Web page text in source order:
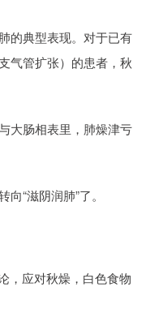
的典型表现。对于已有
气管扩张）的患者，秋
大肠相表里，肺燥津亏
“滋阴润肺”了。
，应对秋燥，白色食物